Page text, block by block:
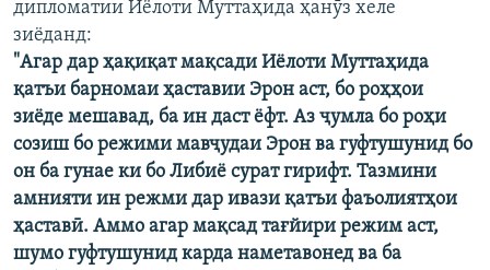
дипломатии Иёлоти Муттаҳида ҳанӯз хеле
зиёданд:
"Агар дар ҳақиқат мақсади Иёлоти Муттаҳида
қатъи барномаи ҳаставии Эрон аст, бо роҳҳои
зиёде мешавад, ба ин даст ёфт. Аз ҷумла бо роҳи
созиш бо режими мавҷудаи Эрон ва гуфтушунид бо
он ба гунае ки бо Либиё сурат гирифт. Тазмини
амнияти ин режми дар ивази қатъи фаъолиятҳои
ҳаставӣ. Аммо агар мақсад тағйири режим аст,
шумо гуфтушунид карда наметавонед ва ба